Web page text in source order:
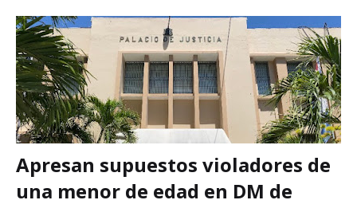
Apresan supuestos violadores de
una menor de edad en DM de